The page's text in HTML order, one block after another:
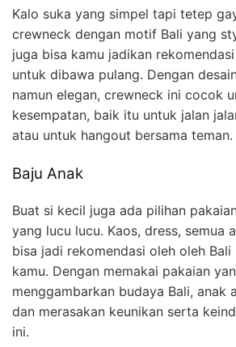
Kalo suka yang simpel tapi tetep
crewneck dengan motif Bali yang
juga bisa kamu jadikan
untuk dibawa pulang. Dengan
namun elegan, crewneck ini cocok
kesempatan, baik itu untuk jalan
atau untuk hangout bersama teman.
Baju Anak
Buat si kecil juga ada pilihan
yang lucu lucu. Kaos, dress, semua
bisa jadi rekomendasi oleh oleh
kamu. Dengan memakai pakaian
menggambarkan budaya Bali, anak
dan merasakan keunikan serta
ini.